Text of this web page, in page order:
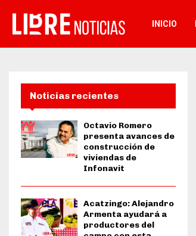
INICIO
Noticias recientes
Octavio Romero
presenta avances de
construcción de
viviendas de
Infonavit
Acatzingo: Alejandro
Armenta ayudará a
productores del